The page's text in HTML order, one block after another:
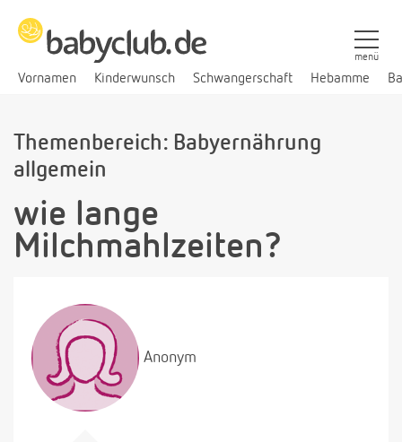
Vornamen Kinderwunsch Schwangerschaft Hebamme
menü
Themenbereich: Babyernährung
allgemein
wie lange
Milchmahlzeiten?
Anonym